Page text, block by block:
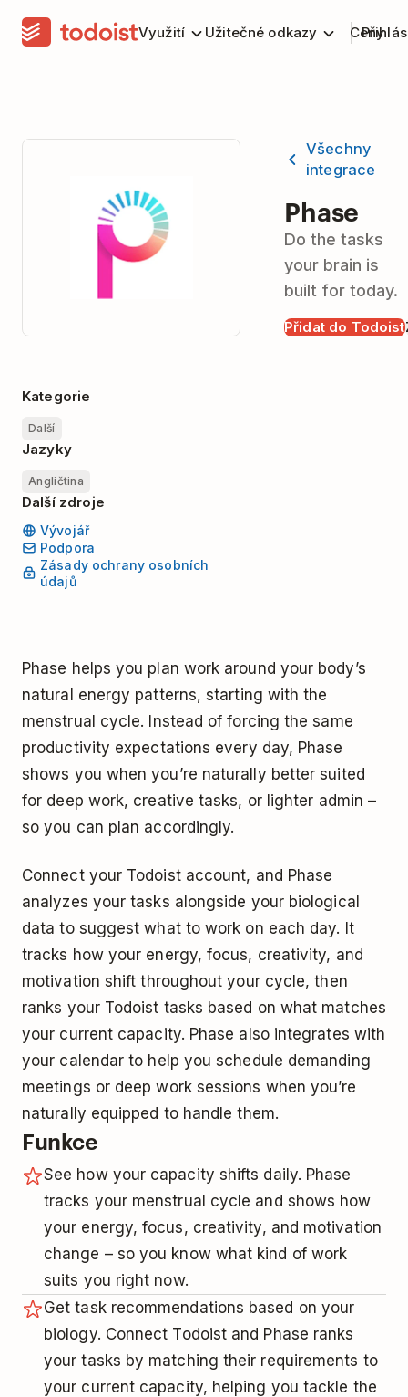
Využití Užitečné odkazy Ceny
Všechny
integrace
Phase
Do the tasks
your brain is
built for today.
Přidat do Todoist
Kategorie
Další
Jazyky
Angličtina
Další zdroje
Vývojář
Podpora
Zásady ochrany osobních
údajů
Phase helps you plan work around your body’s
natural energy patterns, starting with the
menstrual cycle. Instead of forcing the same
productivity expectations every day, Phase
shows you when you’re naturally better suited
for deep work, creative tasks, or lighter admin –
so you can plan accordingly.
Connect your Todoist account, and Phase
analyzes your tasks alongside your biological
data to suggest what to work on each day. It
tracks how your energy, focus, creativity, and
motivation shift throughout your cycle, then
ranks your Todoist tasks based on what matches
your current capacity. Phase also integrates with
your calendar to help you schedule demanding
meetings or deep work sessions when you’re
naturally equipped to handle them.
Funkce
See how your capacity shifts daily. Phase
tracks your menstrual cycle and shows how
your energy, focus, creativity, and motivation
change – so you know what kind of work
suits you right now.
Get task recommendations based on your
biology. Connect Todoist and Phase ranks
your tasks by matching their requirements to
your current capacity, helping you tackle the